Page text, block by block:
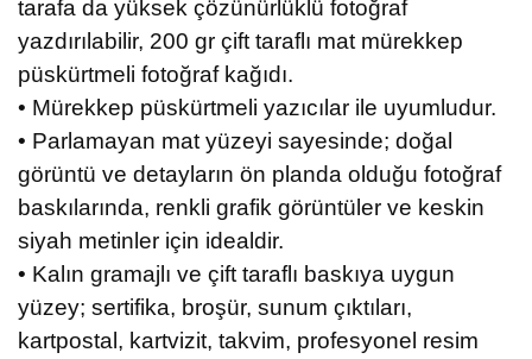
tarafa da yüksek çözünürlüklü fotoğraf
yazdırılabilir, 200 gr çift taraflı mat mürekkep
püskürtmeli fotoğraf kağıdı.
• Mürekkep püskürtmeli yazıcılar ile uyumludur.
• Parlamayan mat yüzeyi sayesinde; doğal
görüntü ve detayların ön planda olduğu fotoğraf
baskılarında, renkli grafik görüntüler ve keskin
siyah metinler için idealdir.
• Kalın gramajlı ve çift taraflı baskıya uygun
yüzey; sertifika, broşür, sunum çıktıları,
kartpostal, kartvizit, takvim, profesyonel resim